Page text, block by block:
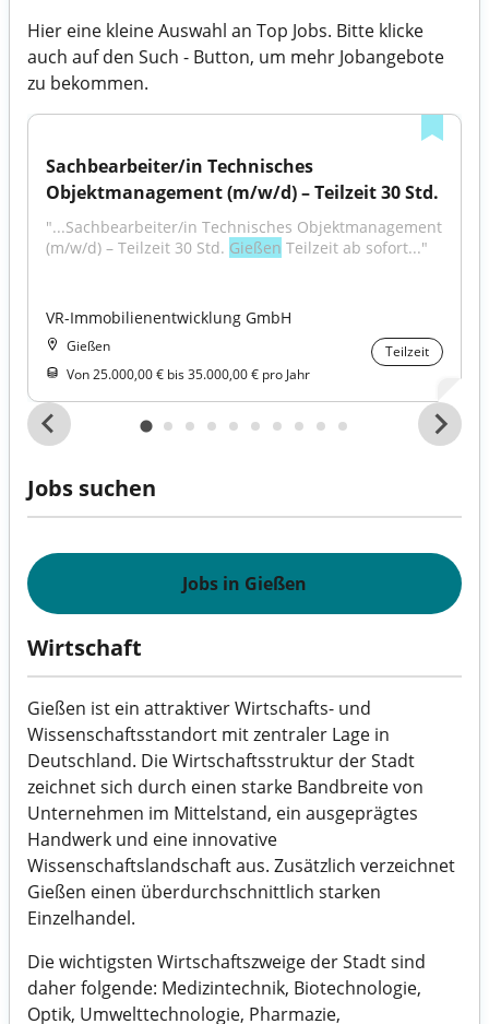
Hier eine kleine Auswahl an Top Jobs. Bitte klicke
auch auf den Such - Button, um mehr Jobangebote
zu bekommen.
Sachbearbeiter/in Technisches
Objektmanagement (m/w/d) – Teilzeit 30 Std.
"...Sachbearbeiter/in Technisches Objektmanagement
(m/w/d) – Teilzeit 30 Std. Gießen Teilzeit ab sofort..."
VR-Immobilienentwicklung GmbH
Gießen
Teilzeit
Von 25.000,00 € bis 35.000,00 € pro Jahr
Jobs suchen
Jobs in Gießen
Wirtschaft
Gießen ist ein attraktiver Wirtschafts- und
Wissenschaftsstandort mit zentraler Lage in
Deutschland. Die Wirtschaftsstruktur der Stadt
zeichnet sich durch einen starke Bandbreite von
Unternehmen im Mittelstand, ein ausgeprägtes
Handwerk und eine innovative
Wissenschaftslandschaft aus. Zusätzlich verzeichnet
Gießen einen überdurchschnittlich starken
Einzelhandel.
Die wichtigsten Wirtschaftszweige der Stadt sind
daher folgende: Medizintechnik, Biotechnologie,
Optik, Umwelttechnologie, Pharmazie,